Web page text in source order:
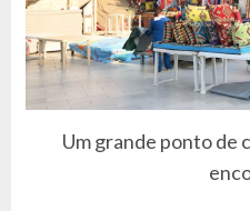
Um grande ponto de